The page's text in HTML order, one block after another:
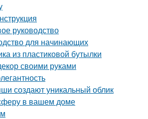
руководство
для начинающих
из пластиковой бутылки
своими руками
создают уникальный облик
в вашем доме